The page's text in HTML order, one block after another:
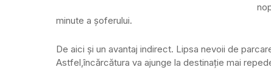
minute a șoferului.
De aici și un avantaj indirect. Lipsa nevoii de
Astfel,încărcătura va ajunge la destinație mai